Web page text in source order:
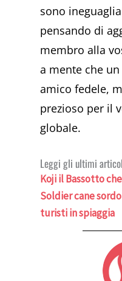
sono
pensando di
membro alla
a mente che
amico fedele,
prezioso per il
globale.
Leggi gli ultimi
Koji il Bassotto
Soldier cane
turisti in spiaggia